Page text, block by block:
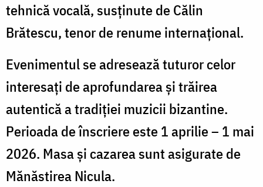
tehnică vocală, susținute de Călin
Brătescu, tenor de renume internațional.
Evenimentul se adresează tuturor celor
interesați de aprofundarea și trăirea
autentică a tradiției muzicii bizantine.
Perioada de înscriere este 1 aprilie – 1 mai
2026. Masa și cazarea sunt asigurate de
Mănăstirea Nicula.